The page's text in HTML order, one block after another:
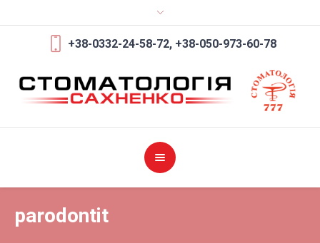
+38-0332-24-58-72,+38-050-973-60-78
parodontit